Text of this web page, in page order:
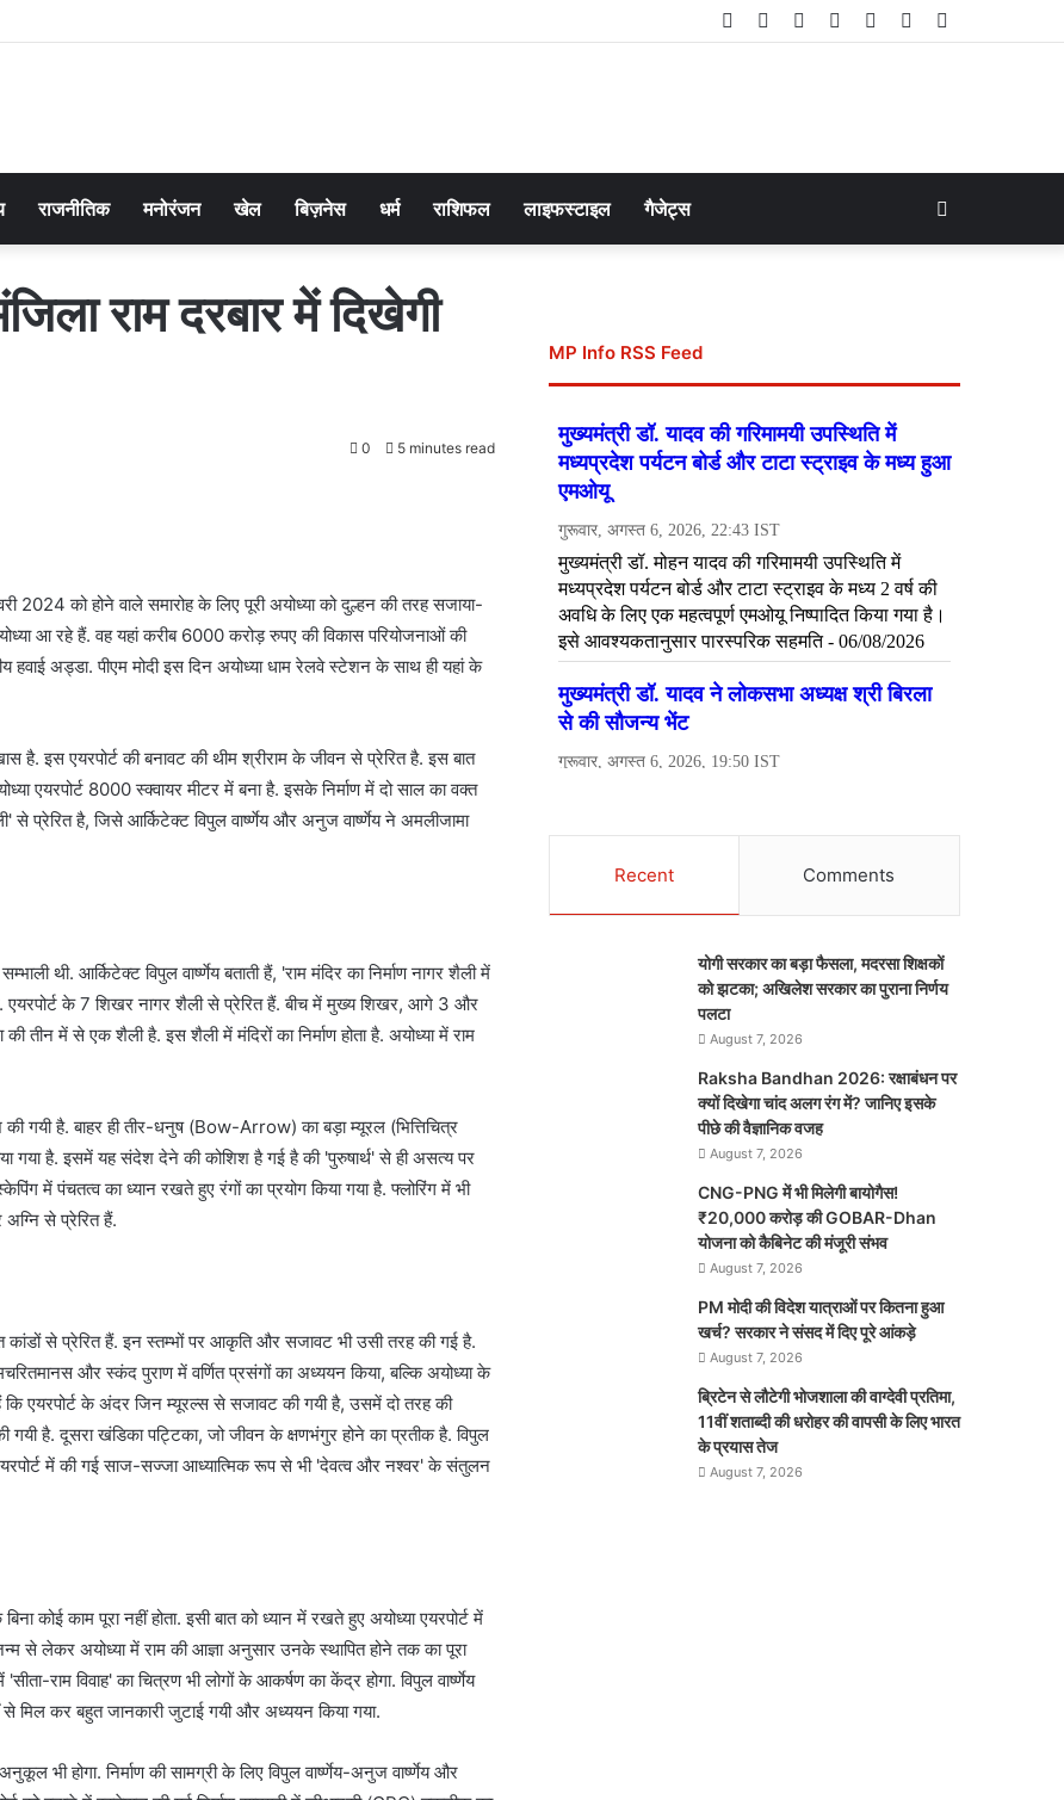
Telegram
Instagram
YouTube
LinkedIn
Twitter
Facebook
राजनीतिक मनोरंजन खेल बिज़नेस धर्म राशिफल लाइफस्टाइल गैजेट्स
राम दरबार में दिखेगी
0 5 minutes read
2024 को होने वाले समारोह के लिए पूरी अयोध्या को दुल्हन की तरह सजाया-
आ रहे हैं. वह यहां करीब 6000 करोड़ रुपए की विकास परियोजनाओं की
हवाई अड्डा. पीएम मोदी इस दिन अयोध्या धाम रेलवे स्टेशन के साथ ही यहां के
है. इस एयरपोर्ट की बनावट की थीम श्रीराम के जीवन से प्रेरित है. इस बात
एयरपोर्ट 8000 स्क्वायर मीटर में बना है. इसके निर्माण में दो साल का वक्त
प्रेरित है, जिसे आर्किटेक्ट विपुल वार्ष्णेय और अनुज वार्ष्णेय ने अमलीजामा
थी. आर्किटेक्ट विपुल वार्ष्णेय बताती हैं, 'राम मंदिर का निर्माण नागर शैली में
है. एयरपोर्ट के 7 शिखर नागर शैली से प्रेरित हैं. बीच में मुख्य शिखर, आगे 3 और
तीन में से एक शैली है. इस शैली में मंदिरों का निर्माण होता है. अयोध्या में राम
की गयी है. बाहर ही तीर-धनुष (Bow-Arrow) का बड़ा म्यूरल (भित्तिचित्र
गया है. इसमें यह संदेश देने की कोशिश है गई है की 'पुरुषार्थ' से ही असत्य पर
में पंचतत्व का ध्यान रखते हुए रंगों का प्रयोग किया गया है. फ्लोरिंग में भी
से प्रेरित हैं.
कांडों से प्रेरित हैं. इन स्तम्भों पर आकृति और सजावट भी उसी तरह की गई है.
और स्कंद पुराण में वर्णित प्रसंगों का अध्ययन किया, बल्कि अयोध्या के
कि एयरपोर्ट के अंदर जिन म्यूरल्स से सजावट की गयी है, उसमें दो तरह की
है. दूसरा खंडिका पट्टिका, जो जीवन के क्षणभंगुर होने का प्रतीक है. विपुल
में की गई साज-सज्जा आध्यात्मिक रूप से भी 'देवत्व और नश्वर' के संतुलन
कोई काम पूरा नहीं होता. इसी बात को ध्यान में रखते हुए अयोध्या एयरपोर्ट में
से लेकर अयोध्या में राम की आज्ञा अनुसार उनके स्थापित होने तक का पूरा
राम विवाह' का चित्रण भी लोगों के आकर्षण का केंद्र होगा. विपुल वार्ष्णेय
मिल कर बहुत जानकारी जुटाई गयी और अध्ययन किया गया.
भी होगा. निर्माण की सामग्री के लिए विपुल वार्ष्णेय-अनुज वार्ष्णेय और
MP Info RSS Feed
Recent Comments
योगी सरकार का बड़ा फैसला, मदरसा शिक्षकों
को झटका; अखिलेश सरकार का पुराना निर्णय
पलटा
August 7, 2026
Raksha Bandhan 2026: रक्षाबंधन पर
क्यों दिखेगा चांद अलग रंग में? जानिए इसके
पीछे की वैज्ञानिक वजह
August 7, 2026
CNG-PNG में भी मिलेगी बायोगैस!
₹20,000 करोड़ की GOBAR-Dhan
योजना को कैबिनेट की मंजूरी संभव
August 7, 2026
PM मोदी की विदेश यात्राओं पर कितना हुआ
खर्च? सरकार ने संसद में दिए पूरे आंकड़े
August 7, 2026
ब्रिटेन से लौटेगी भोजशाला की वाग्देवी प्रतिमा,
11वीं शताब्दी की धरोहर की वापसी के लिए भारत
के प्रयास तेज
August 7, 2026